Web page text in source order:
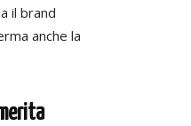
il brand
anche la